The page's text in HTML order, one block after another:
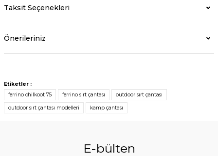
Taksit Seçenekleri
Önerileriniz
Etiketler :
ferrino chilkoot 75
ferrino sırt çantası outdoor sırt çantası
outdoor sırt çantası modelleri kamp çantası
E-bülten